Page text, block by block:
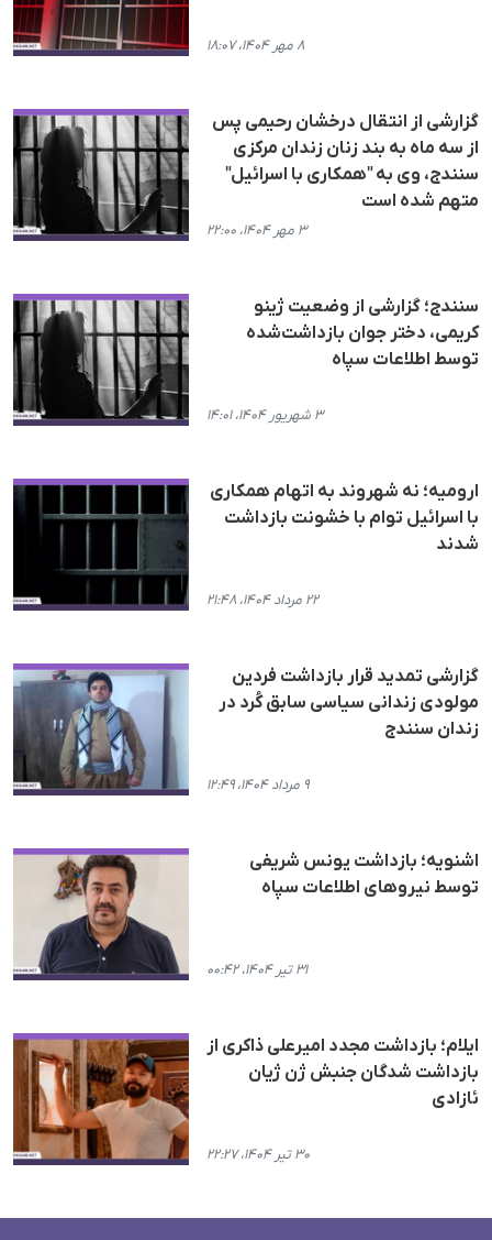
۸ مهر ۱۴۰۴، ۱۸:۰۷
گزارشی از انتقال درخشان رحیمی پس
از سه ماه بە بند زنان زندان مرکزی
سنندج، وی به "همکاری با اسرائیل"
متهم شده است
۳ مهر ۱۴۰۴، ۲۲:۰۰
سنندج؛ گزارشی از وضعیت ژینو
کریمی، دختر جوان بازداشت‌شده
توسط اطلاعات سپاه
۳ شهریور ۱۴۰۴، ۱۴:۰۱
ارومیه؛ نه شهروند بە اتهام همکاری
با اسرائیل توام با خشونت بازداشت
شدند
۲۲ مرداد ۱۴۰۴، ۲۱:۴۸
گزارشی تمدید قرار بازداشت فردین
مولودی زندانی سیاسی سابق کُرد در
زندان سنندج
۹ مرداد ۱۴۰۴، ۱۲:۴۹
اشنویه؛ بازداشت یونس شریفی
توسط نیروهای اطلاعات سپاه
۳۱ تیر ۱۴۰۴، ۰۰:۴۲
ایلام؛ بازداشت مجدد امیرعلی ذاکری از
بازداشت شدگان جنبش ژن ژیان
ئازادی
۳۰ تیر ۱۴۰۴، ۲۲:۲۷